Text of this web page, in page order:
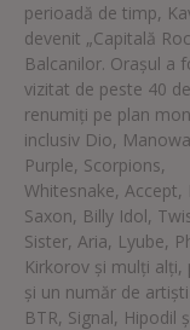
perioadă de timp,
devenit „Capitală
Balcanilor. Oraşul a
vizitat de peste 40
renumiți pe plan
inclusiv Dio,
Purple, Scorpions,
Whitesnake, Accept,
Saxon, Billy Idol,
Sister, Aria, Lyube,
Kirkorov și mulţi alţi,
și un număr de
BTR, Signal, Hipodil